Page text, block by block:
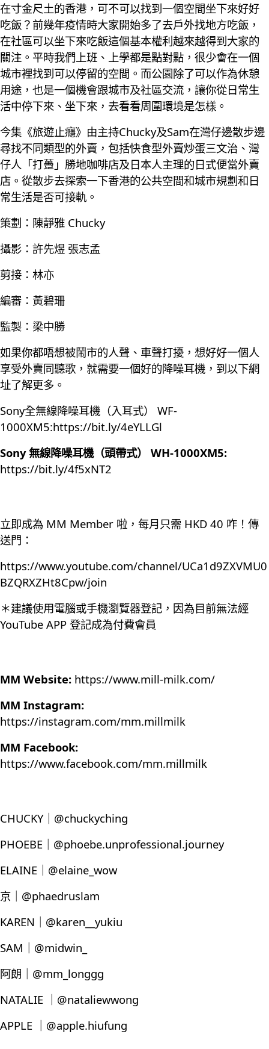
在寸金尺土的香港，可不可以找到一個空間坐下來好好
吃飯？前幾年疫情時大家開始多了去戶外找地方吃飯，
在社區可以坐下來吃飯這個基本權利越來越得到大家的
關注。平時我們上班、上學都是點對點，很少會在一個
城市裡找到可以停留的空間。而公園除了可以作為休憩
用途，也是一個機會跟城市及社區交流，讓你從日常生
活中停下來、坐下來，去看看周圍環境是怎樣。
今集《旅遊止癮》由主持Chucky及Sam在灣仔邊散步邊
尋找不同類型的外賣，包括快食型外賣炒蛋三文治、灣
仔人「打躉」勝地咖啡店及日本人主理的日式便當外賣
店。從散步去探索一下香港的公共空間和城市規劃和日
常生活是否可接軌。
策劃：陳靜雅 Chucky
攝影：許先煜 張志孟
剪接：林亦
編審：黃碧珊
監製：梁中勝
如果你都唔想被鬧市的人聲、車聲打擾，想好好一個人
享受外賣同聽歌，就需要一個好的降噪耳機，到以下網
址了解更多。
Sony全無線降噪耳機（入耳式） WF-
1000XM5:https://bit.ly/4eYLLGl
Sony 無線降噪耳機（頭帶式） WH-1000XM5:
https://bit.ly/4f5xNT2
立即成為 MM Member 啦，每月只需 HKD 40 咋！傳
送門：
https://www.youtube.com/channel/UCa1d9ZXVMU0
BZQRXZHt8Cpw/join
＊建議使用電腦或手機瀏覽器登記，因為目前無法經
YouTube APP 登記成為付費會員
MM Website: https://www.mill-milk.com/
MM Instagram:
https://instagram.com/mm.millmilk
MM Facebook:
https://www.facebook.com/mm.millmilk
CHUCKY｜@chuckyching
PHOEBE｜@phoebe.unprofessional.journey
ELAINE｜@elaine_wow
京｜@phaedruslam
KAREN｜@karen__yukiu
SAM｜@midwin_
阿朗｜@mm_longgg
NATALIE ｜@nataliewwong
APPLE ｜@apple.hiufung